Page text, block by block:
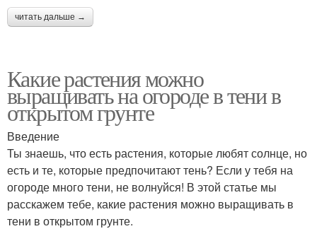
читать дальше →
Какие растения можно
выращивать на огороде в тени в
открытом грунте
Введение
Ты знаешь, что есть растения, которые любят солнце, но
есть и те, которые предпочитают тень? Если у тебя на
огороде много тени, не волнуйся! В этой статье мы
расскажем тебе, какие растения можно выращивать в
тени в открытом грунте.